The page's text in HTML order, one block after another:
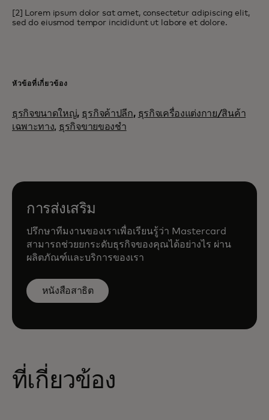
[2] Lorem ipsum dolor sat amet, consectetur adipiscing elit,
sed do eiusmod tempor incididunt ut labore et dolore.
หัวข้อที่เกี่ยวข้อง
ธุรกิจขนาดใหญ่, ธุรกิจค้าปลีก, ธุรกิจเครื่องแต่งกาย/สินค้า
เฉพาะทาง, ธุรกิจขายของชำ
การส่งเสริม
ปรึกษาทีมงานของเราเพื่อเรียนรู้ว่า Mastercard
สามารถช่วยยกระดับธุรกิจของคุณได้อย่างไร ผ่าน
ผลิตภัณฑ์และบริการของเรา
หนังสือสาธิต
ที่เกี่ยวข้อง